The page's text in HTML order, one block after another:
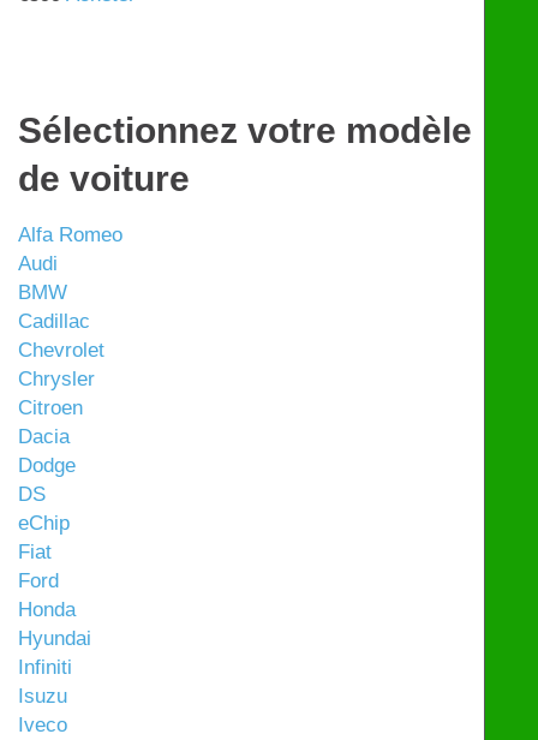
Sélectionnez votre modèle
de voiture
Alfa Romeo
Audi
BMW
Cadillac
Chevrolet
Chrysler
Citroen
Dacia
Dodge
DS
eChip
Fiat
Ford
Honda
Hyundai
Infiniti
Isuzu
Iveco